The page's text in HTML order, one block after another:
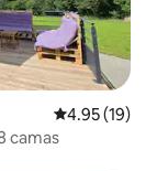
Calificación
4.95 (19)
camas